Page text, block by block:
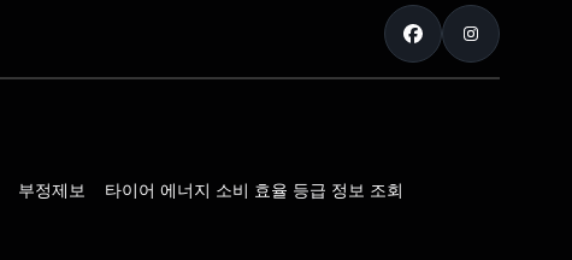
부정제보
타이어 에너지 소비 효율 등급 정보 조회